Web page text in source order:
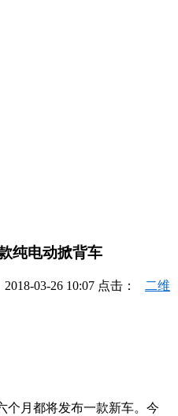
纯电动掀背车
2018-03-26 10:07 点击： 二维
个月都将发布一款新车。今